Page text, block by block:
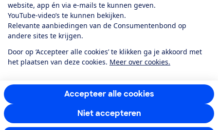
website, app én via e-mails te kunnen geven.
YouTube-video’s te kunnen bekijken.
Relevante aanbiedingen van de Consumentenbond op
andere sites te krijgen.
Door op ‘Accepteer alle cookies’ te klikken ga je akkoord met
het plaatsen van deze cookies. Meer over cookies.
Accepteer alle cookies
Niet accepteren
Algemene Voorwaarden
Privacyverklaring
Cookiebeleid
Privacyvoorkeuren
Toegankelijkheid
RSS-feed nieuws
FacebookTwitterInstagram
YoutubeLinkedIn
12.901consumentenbeoordelen de Consumentenbondmet gemiddeld